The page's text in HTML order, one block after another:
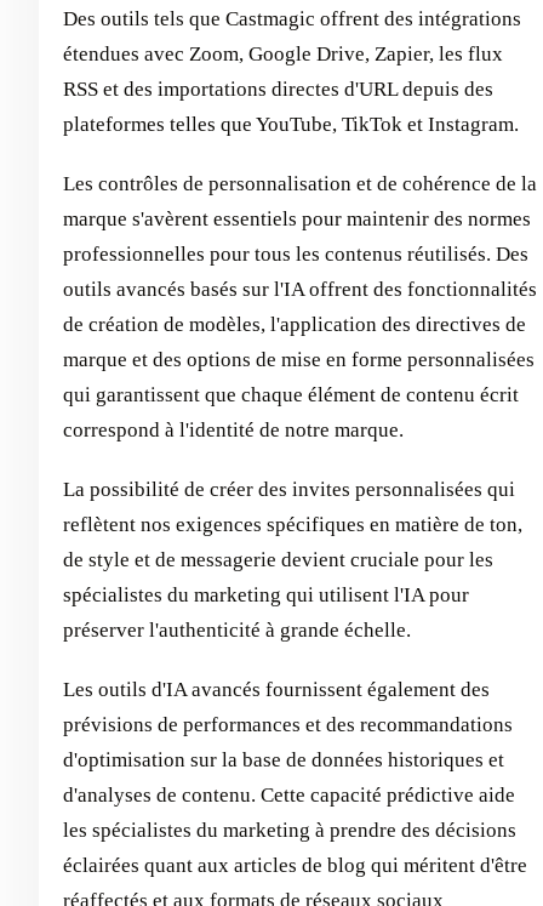
Des outils tels que Castmagic offrent des intégrations
étendues avec Zoom, Google Drive, Zapier, les flux
RSS et des importations directes d'URL depuis des
plateformes telles que YouTube, TikTok et Instagram.
Les contrôles de personnalisation et de cohérence de la
marque s'avèrent essentiels pour maintenir des normes
professionnelles pour tous les contenus réutilisés. Des
outils avancés basés sur l'IA offrent des fonctionnalités
de création de modèles, l'application des directives de
marque et des options de mise en forme personnalisées
qui garantissent que chaque élément de contenu écrit
correspond à l'identité de notre marque.
La possibilité de créer des invites personnalisées qui
reflètent nos exigences spécifiques en matière de ton,
de style et de messagerie devient cruciale pour les
spécialistes du marketing qui utilisent l'IA pour
préserver l'authenticité à grande échelle.
Les outils d'IA avancés fournissent également des
prévisions de performances et des recommandations
d'optimisation sur la base de données historiques et
d'analyses de contenu. Cette capacité prédictive aide
les spécialistes du marketing à prendre des décisions
éclairées quant aux articles de blog qui méritent d'être
réaffectés et aux formats de réseaux sociaux